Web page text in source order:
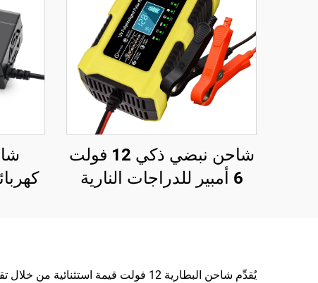
شاحن نبضي ذكي 12 فولت
6 أمبير للدراجات النارية
الولايات المتحدة/المملكة
يُقدِّم شاحن البطارية 12 فولت قيمة